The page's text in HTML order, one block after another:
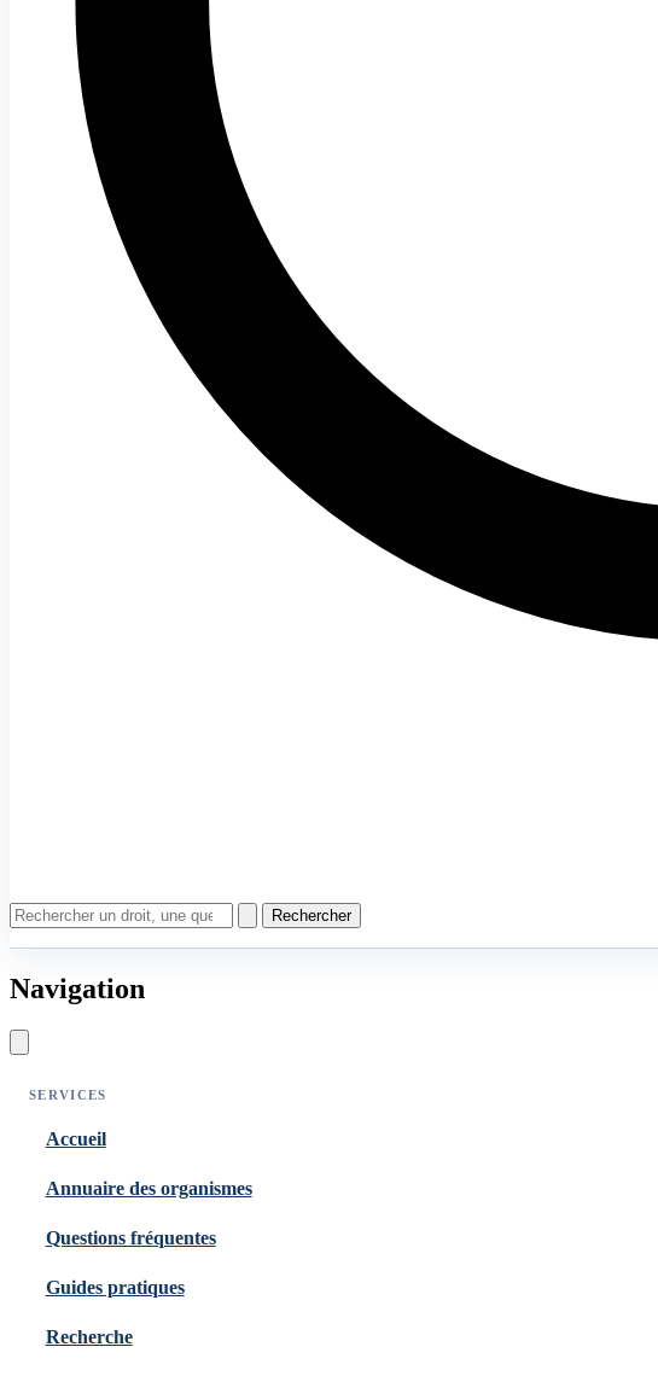
Rechercher
Navigation
SERVICES
Accueil
Annuaire des organismes
Questions fréquentes
Guides pratiques
Recherche